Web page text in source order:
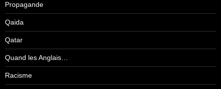
Propagande
Qaida
Qatar
Quand les Anglais…
Racisme